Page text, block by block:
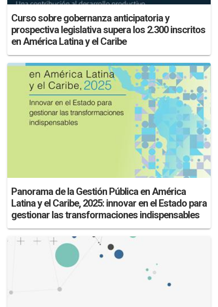
Curso sobre gobernanza anticipatoria y
prospectiva legislativa supera los 2.300 inscritos
en América Latina y el Caribe
Panorama de la Gestión Pública en América
Latina y el Caribe, 2025: innovar en el Estado para
gestionar las transformaciones indispensables